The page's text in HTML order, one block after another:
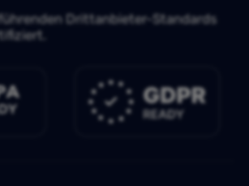
Drittanbieter-Standards